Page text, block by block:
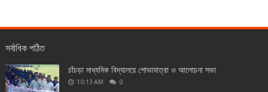
সর্বাধিক পঠিত
চাঁচড়া মাধ্যমিক বিদ্যালয়ে শোভাযাত্রা ও আলোচনা সভা
10:13 AM 0